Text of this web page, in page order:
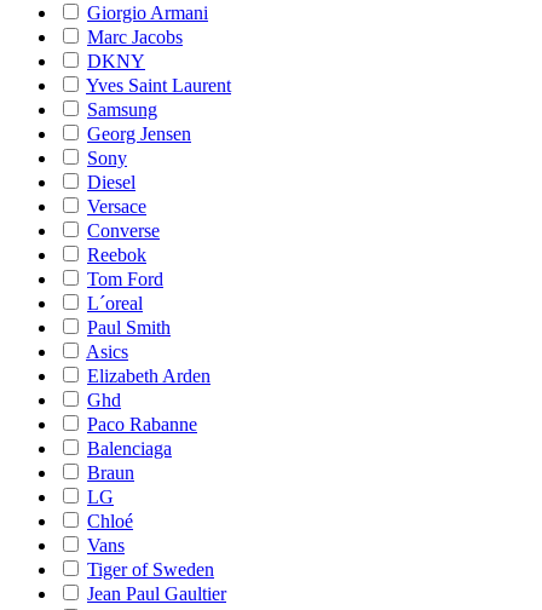
Giorgio Armani
Marc Jacobs
DKNY
Yves Saint Laurent
Samsung
Georg Jensen
Sony
Diesel
Versace
Converse
Reebok
Tom Ford
L´oreal
Paul Smith
Asics
Elizabeth Arden
Ghd
Paco Rabanne
Balenciaga
Braun
LG
Chloé
Vans
Tiger of Sweden
Jean Paul Gaultier